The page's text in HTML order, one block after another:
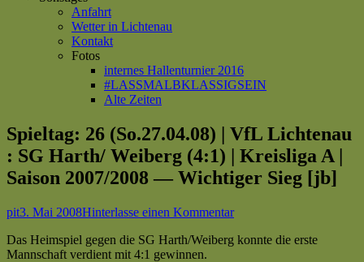
Anfahrt
Wetter in Lichtenau
Kontakt
Fotos
internes Hallenturnier 2016
#LASSMALBKLASSIGSEIN
Alte Zeiten
Spieltag: 26 (So.27.04.08) | VfL Lichtenau
: SG Harth/ Weiberg (4:1) | Kreisliga A |
Saison 2007/2008 — Wichtiger Sieg [jb]
Autor
pitVeröffentlicht
3. Mai 2008Hinterlasse einen Kommentarzu
26
Das Heimspiel gegen die SG Harth/Weiberg konnte die erste
Mannschaft verdient mit 4:1 gewinnen.